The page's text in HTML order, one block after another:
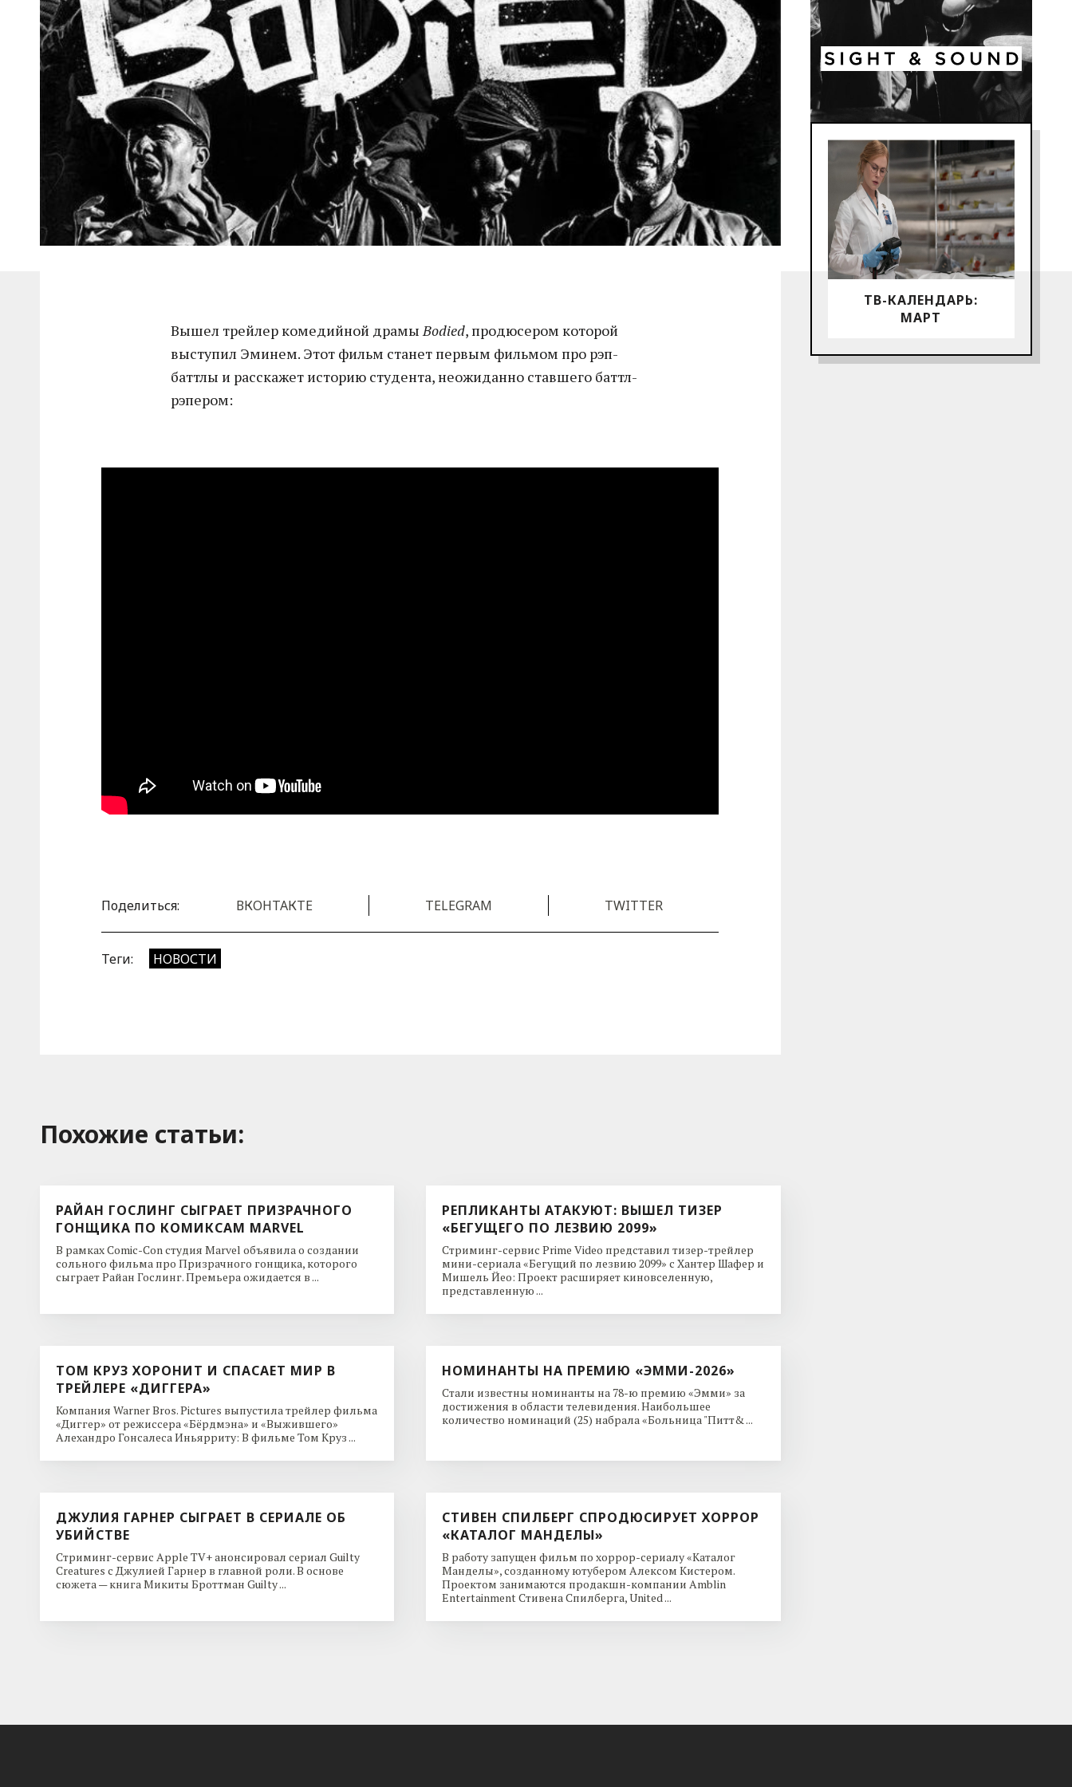
ТВ-КАЛЕНДАРЬ:
МАРТ
Вышел трейлер комедийной драмыBodied, продюсером которой
выступил Эминем. Этот фильм станет первым фильмом про рэп-
баттлы и расскажет историю студента, неожиданно ставшего баттл-
рэпером:
Поделиться: ВКОНТАКТЕ TELEGRAM TWITTER
Теги: НОВОСТИ
Похожие cтатьи:
РАЙАН ГОСЛИНГ СЫГРАЕТ ПРИЗРАЧНОГО
ГОНЩИКА ПО КОМИКСАМ MARVEL
В рамках Comic-Con студия Marvel объявила о создании
сольного фильма про Призрачного гонщика, которого
сыграет Райан Гослинг. Премьера ожидается в ...
РЕПЛИКАНТЫ АТАКУЮТ: ВЫШЕЛ ТИЗЕР
«БЕГУЩЕГО ПО ЛЕЗВИЮ 2099»
Стриминг-сервис Prime Video представил тизер-трейлер
мини-сериала «Бегущий по лезвию 2099» с Хантер Шафер и
Мишель Йео: Проект расширяет киновселенную,
представленную ...
ТОМ КРУЗ ХОРОНИТ И СПАСАЕТ МИР В
ТРЕЙЛЕРЕ «ДИГГЕРА»
Компания Warner Bros. Pictures выпустила трейлер фильма
«Диггер» от режиссера «Бёрдмэна» и «Выжившего»
Алехандро Гонсалеса Иньярриту: В фильме Том Круз ...
НОМИНАНТЫ НА ПРЕМИЮ «ЭММИ-2026»
Стали известны номинанты на 78-ю премию «Эмми» за
достижения в области телевидения. Наибольшее
количество номинаций (25) набрала «Больница "Питт& ...
ДЖУЛИЯ ГАРНЕР СЫГРАЕТ В СЕРИАЛЕ ОБ
УБИЙСТВЕ
Стриминг-сервис Apple TV+ анонсировал сериал Guilty
Creatures с Джулией Гарнер в главной роли. В основе
сюжета — книга Микиты Броттман Guilty ...
СТИВЕН СПИЛБЕРГ СПРОДЮСИРУЕТ ХОРРОР
«КАТАЛОГ МАНДЕЛЫ»
В работу запущен фильм по хоррор-сериалу «Каталог
Манделы», созданному ютубером Алексом Кистером.
Проектом занимаются продакшн-компании Amblin
Entertainment Стивена Спилберга, United ...